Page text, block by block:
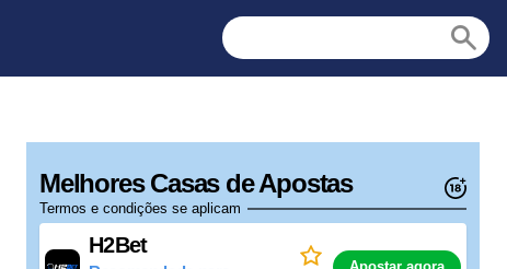
Melhores Casas de Apostas
Termos e condições se aplicam
H2Bet